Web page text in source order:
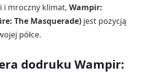
i mroczny klimat, Wampir:
The Masquerade) jest pozycją
półce.
dodruku Wampir: